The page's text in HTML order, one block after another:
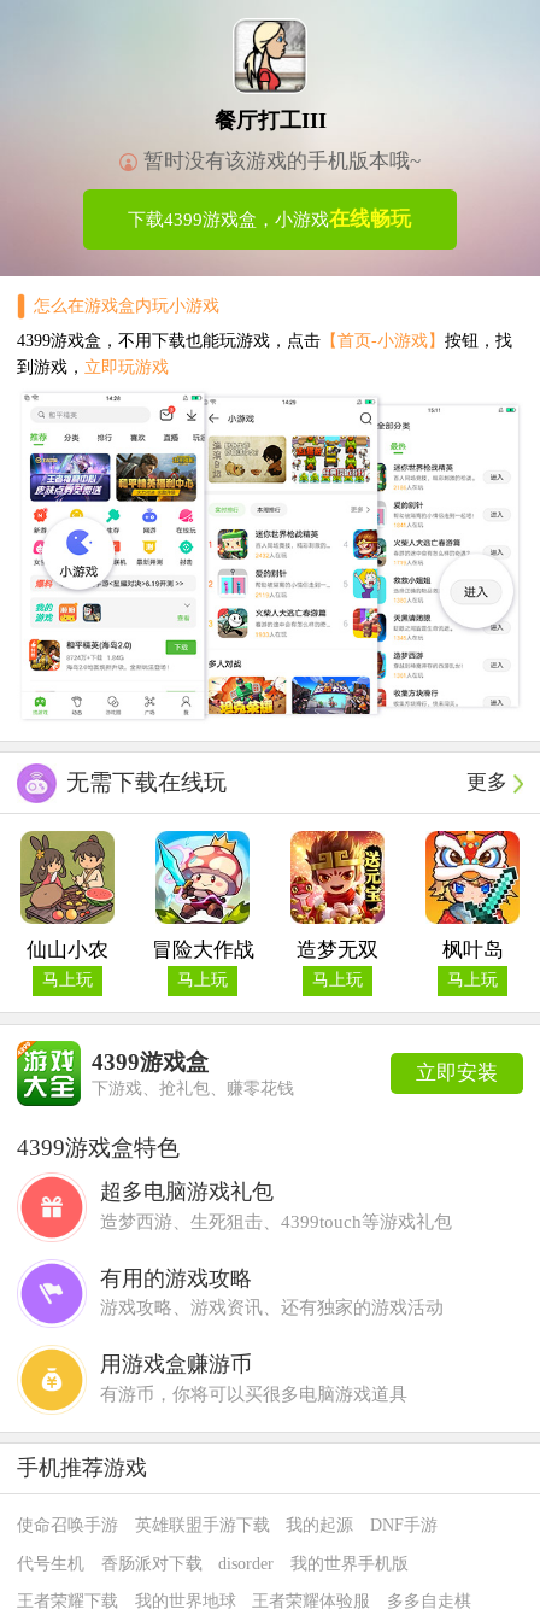
餐厅打工III
暂时没有该游戏的手机版本哦~
下载4399游戏盒，小游戏在线畅玩
怎么在游戏盒内玩小游戏
4399游戏盒，不用下载也能玩游戏，点击【首页-小游戏】 按钮，找
到游戏， 立即玩游戏
更多
无需下载在线玩
仙山小农
马上玩
冒险大作战
马上玩
造梦无双
马上玩
枫叶岛
马上玩
立即安装
4399游戏盒
下游戏、抢礼包、赚零花钱
4399游戏盒特色
超多电脑游戏礼包
造梦西游、生死狙击、4399touch等游戏礼包
有用的游戏攻略
游戏攻略、游戏资讯、还有独家的游戏活动
用游戏盒赚游币
有游币，你将可以买很多电脑游戏道具
手机推荐游戏
使命召唤手游 英雄联盟手游下载 我的起源 DNF手游
代号生机 香肠派对下载 disorder 我的世界手机版
王者荣耀下载 我的世界地球 王者荣耀体验服 多多自走棋